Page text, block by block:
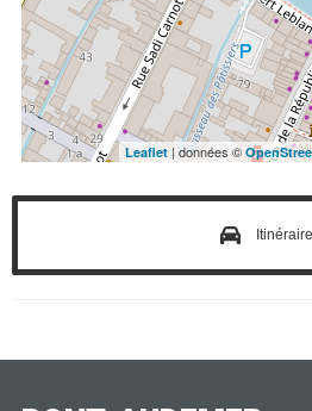
Leaflet | données ©
Itinéraire